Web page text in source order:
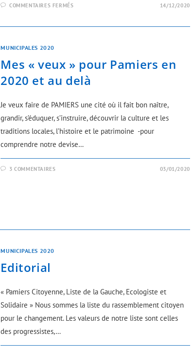
COMMENTAIRES FERMÉS 14/12/2020
MUNICIPALES 2020
Mes « veux » pour Pamiers en
2020 et au delà
Je veux faire de PAMIERS une cité où il fait bon naître,
grandir, s’éduquer, s’instruire, découvrir la culture et les
traditions locales, l’histoire et le patrimoine -pour
comprendre notre devise…
3 COMMENTAIRES 03/01/2020
MUNICIPALES 2020
Editorial
« Pamiers Citoyenne, Liste de la Gauche, Ecologiste et
Solidaire » Nous sommes la liste du rassemblement citoyen
pour le changement. Les valeurs de notre liste sont celles
des progressistes,…